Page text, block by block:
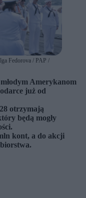
Fedorova / PAP /
Amerykanom
już od
otrzymają
będą mogły
kont, a do akcji